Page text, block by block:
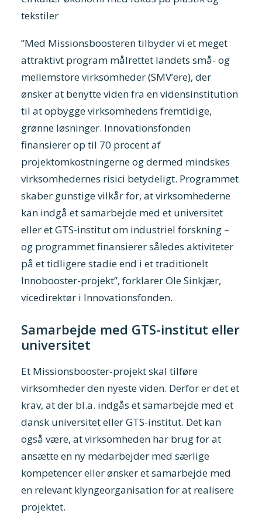
tekstiler
”Med Missionsboosteren tilbyder vi et meget
attraktivt program målrettet landets små- og
mellemstore virksomheder (SMV’ere), der
ønsker at benytte viden fra en vidensinstitution
til at opbygge virksomhedens fremtidige,
grønne løsninger. Innovationsfonden
finansierer op til 70 procent af
projektomkostningerne og dermed mindskes
virksomhedernes risici betydeligt. Programmet
skaber gunstige vilkår for, at virksomhederne
kan indgå et samarbejde med et universitet
eller et GTS-institut om industriel forskning –
og programmet finansierer således aktiviteter
på et tidligere stadie end i et traditionelt
Innobooster-projekt”, forklarer Ole Sinkjær,
vicedirektør i Innovationsfonden.
Samarbejde med GTS-institut eller
universitet
Et Missionsbooster‐projekt skal tilføre
virksomheder den nyeste viden. Derfor er det et
krav, at der bl.a. indgås et samarbejde med et
dansk universitet eller GTS-institut. Det kan
også være, at virksomheden har brug for at
ansætte en ny medarbejder med særlige
kompetencer eller ønsker et samarbejde med
en relevant klyngeorganisation for at realisere
projektet.